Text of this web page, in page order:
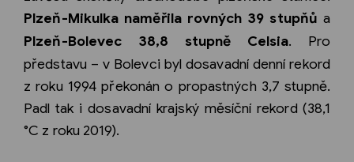
Plzeň-Mikulka naměřila rovných 39 stupňů a
Plzeň-Bolevec 38,8 stupně Celsia. Pro
představu – v Bolevci byl dosavadní denní rekord
z roku 1994 překonán o propastných 3,7 stupně.
Padl tak i dosavadní krajský měsíční rekord (38,1
°C z roku 2019).